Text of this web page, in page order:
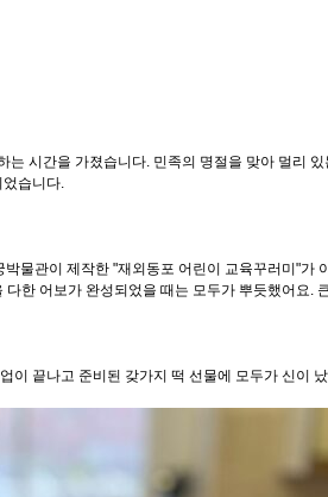
시간을 가졌습니다. 민족의 명절을 맞아 멀리
었습니다.
물관이 제작한 "재외동포 어린이 교육꾸러미"
한 어보가 완성되었을 때는 모두가 뿌듯했어요
이 끝나고 준비된 갖가지 떡 선물에 모두가 신이